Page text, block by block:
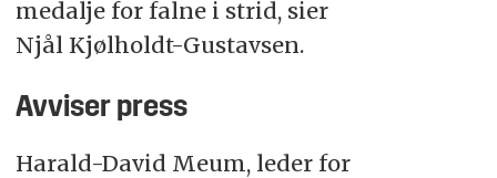
medalje for falne i strid, sier
Njål Kjølholdt-Gustavsen.
Avviser press
Harald-David Meum, leder for